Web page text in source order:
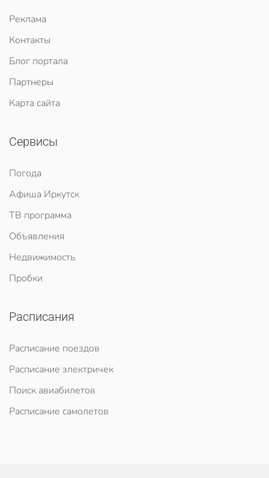
Реклама
Контакты
Блог портала
Партнеры
Карта сайта
Сервисы
Погода
Афиша Иркутск
ТВ программа
Объявления
Недвижимость
Пробки
Расписания
Расписание поездов
Расписание электричек
Поиск авиабилетов
Расписание самолетов